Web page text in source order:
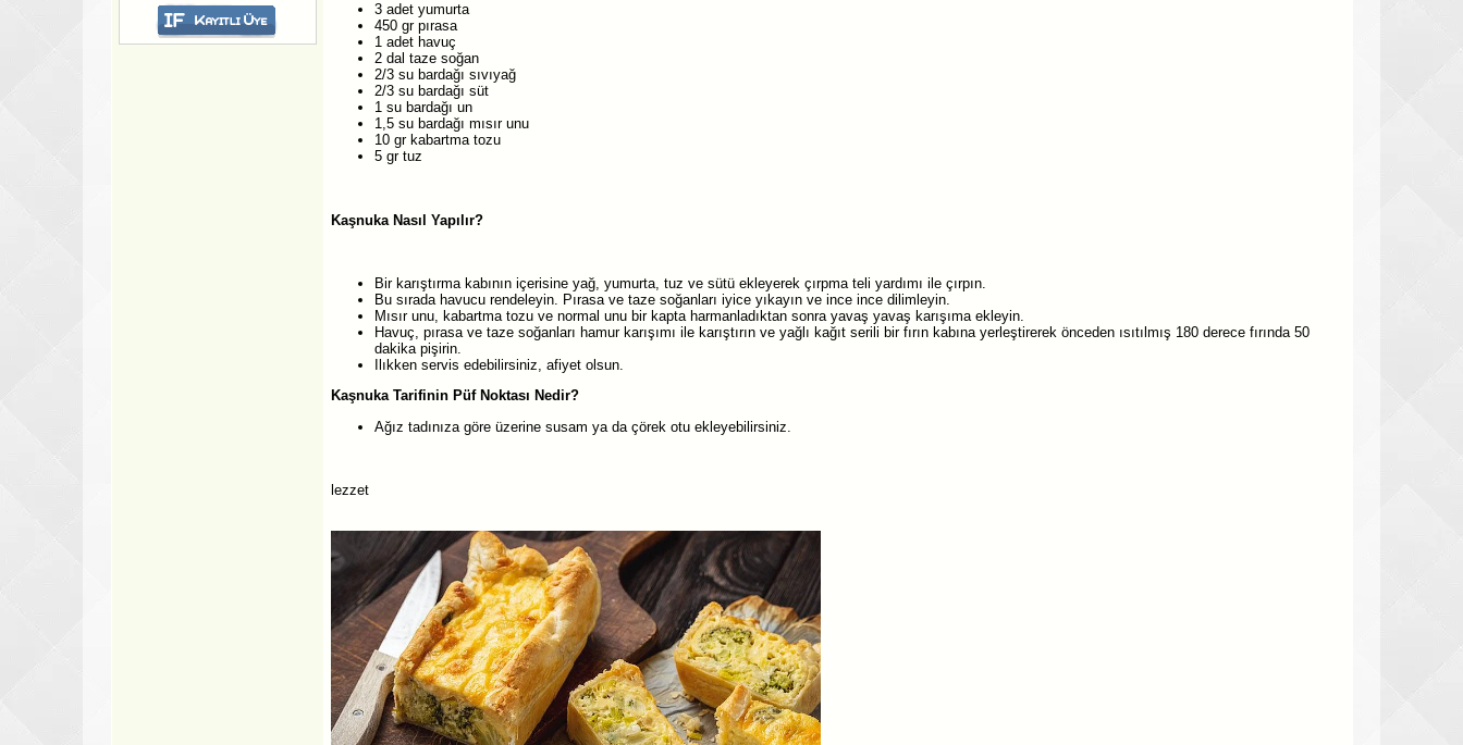
3 adet yumurta
450 gr pırasa
1 adet havuç
2 dal taze soğan
2/3 su bardağı sıvıyağ
2/3 su bardağı süt
1 su bardağı un
1,5 su bardağı mısır unu
10 gr kabartma tozu
5 gr tuz
Kaşnuka Nasıl Yapılır?
Bir karıştırma kabının içerisine yağ, yumurta, tuz ve sütü ekleyerek çırpma teli yardımı ile çırpın.
Bu sırada havucu rendeleyin. Pırasa ve taze soğanları iyice yıkayın ve ince ince dilimleyin.
Mısır unu, kabartma tozu ve normal unu bir kapta harmanladıktan sonra yavaş yavaş karışıma ekleyin.
Havuç, pırasa ve taze soğanları hamur karışımı ile karıştırın ve yağlı kağıt serili bir fırın kabına yerleştirerek önceden ısıtılmış 180 derece fırında 50
dakika pişirin.
Ilıkken servis edebilirsiniz, afiyet olsun.
Kaşnuka Tarifinin Püf Noktası Nedir?
Ağız tadınıza göre üzerine susam ya da çörek otu ekleyebilirsiniz.
lezzet